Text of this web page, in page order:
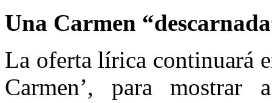
Una Carmen
La oferta lírica continuará
Carmen’, para mostrar